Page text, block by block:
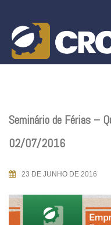
content
Seminário de Férias –
02/07/2016
23 DE JUNHO DE 2016